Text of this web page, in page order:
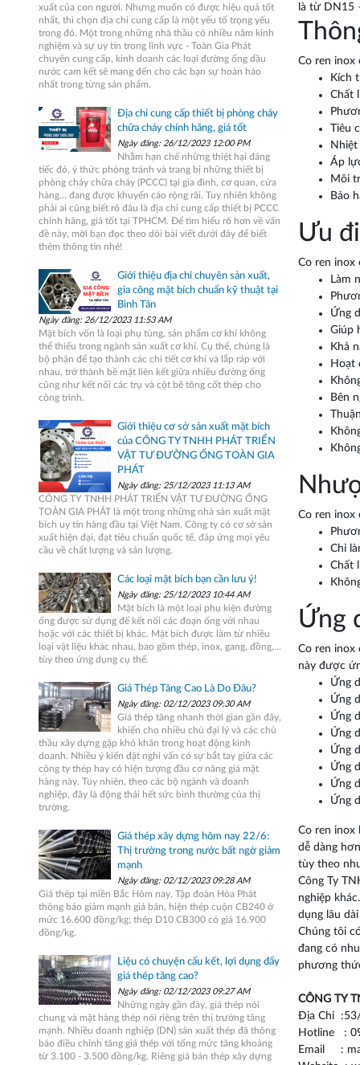
là từ DN15
Co ren inox
Kích
Chất
Tiêu
Nhiệt
Áp
Môi
Bảo
Ưu
Co ren inox
Làm
Ứng
Giúp
Khả
Hoạt
Bên
Co ren inox
Chỉ
Chất
Ứng
Co ren inox
này được
Ứng
Ứng
Ứng
Ứng
Ứng
Ứng
Ứng
Ứng
Co ren inox
dễ dàng
tùy theo
Công Ty
nghiệp
dụng lâu
Chúng tôi
đang có
phương
CÔNG TY
Địa Chỉ :53/
Hotline :
Email :
xuất của con người. Nhưng muốn có được hiệu quả tốt
nhất, thì chọn địa chỉ cung cấp là một yếu tố trọng yếu
trong đó. Một trong những nhà thầu có nhiều năm kinh
nghiệm và sự uy tín trong lĩnh vực - Toàn Gia Phát
chuyên cung cấp, kinh doanh các loại đường ống dầu
nước cam kết sẽ mang đến cho các bạn sự hoàn hảo
nhất trong từng sản phẩm.
Địa chỉ cung cấp thiết bị phòng cháy
chữa cháy chính hãng, giá tốt
Ngày đăng: 26/12/2023 12:00 PM
Nhằm hạn chế những thiệt hại đáng
tiếc đó, ý thức phòng tránh và trang bị những thiết bị
phòng cháy chữa cháy (PCCC) tại gia đình, cơ quan, cửa
hàng… đang được khuyến cáo rộng rãi. Tuy nhiên không
phải ai cũng biết rõ đâu là địa chỉ cung cấp thiết bị PCCC
chính hãng, giá tốt tại TPHCM. Để tìm hiểu rõ hơn về vấn
đề này, mời bạn đọc theo dõi bài viết dưới đây để biết
thêm thông tin nhé!
Giới thiệu địa chỉ chuyên sản xuất,
gia công mặt bích chuẩn kỹ thuật tại
Bình Tân
Ngày đăng: 26/12/2023 11:53 AM
Mặt bích vốn là loại phụ tùng, sản phẩm cơ khí không
thể thiếu trong ngành sản xuất cơ khí. Cụ thể, chúng là
bộ phận để tạo thành các chi tiết cơ khí và lắp ráp với
nhau, trở thành bề mặt liên kết giữa nhiều đường ống
cũng như kết nối các trụ và cột bê tông cốt thép cho
công trình.
Giới thiệu cơ sở sản xuất mặt bích
của CÔNG TY TNHH PHÁT TRIỂN
VẬT TƯ ĐƯỜNG ỐNG TOÀN GIA
PHÁT
Ngày đăng: 25/12/2023 11:13 AM
CÔNG TY TNHH PHÁT TRIỂN VẬT TƯ ĐƯỜNG ỐNG
TOÀN GIA PHÁT là một trong những nhà sản xuất mặt
bích uy tín hàng đầu tại Việt Nam. Công ty có cơ sở sản
xuất hiện đại, đạt tiêu chuẩn quốc tế, đáp ứng mọi yêu
cầu về chất lượng và sản lượng.
Các loại mặt bích bạn cần lưu ý!
Ngày đăng: 25/12/2023 10:44 AM
Mặt bích là một loại phụ kiện đường
ống được sử dụng để kết nối các đoạn ống với nhau
hoặc với các thiết bị khác. Mặt bích được làm từ nhiều
loại vật liệu khác nhau, bao gồm thép, inox, gang, đồng,...
tùy theo ứng dụng cụ thể.
Giá Thép Tăng Cao Là Do Đâu?
Ngày đăng: 02/12/2023 09:30 AM
Giá thép tăng nhanh thời gian gần đây,
khiến cho nhiều chủ đại lý và các chủ
thầu xây dựng gặp khó khăn trong hoạt động kinh
doanh. Nhiều ý kiến đặt nghi vấn có sự bắt tay giữa các
công ty thép hay có hiện tượng đầu cơ nâng giá mặt
hàng này. Tuy nhiên, theo các bộ ngành và doanh
nghiệp, đây là động thái hết sức bình thường của thị
trường.
Giá thép xây dựng hôm nay 22/6:
Thị trường trong nước bất ngờ giảm
mạnh
Ngày đăng: 02/12/2023 09:28 AM
Giá thép tại miền Bắc Hôm nay, Tập đoàn Hòa Phát
thông báo giảm mạnh giá bán, hiện thép cuộn CB240 ở
mức 16.600 đồng/kg; thép D10 CB300 có giá 16.900
đồng/kg.
Liệu có chuyện cấu kết, lợi dụng đẩy
giá thép tăng cao?
Ngày đăng: 02/12/2023 09:27 AM
Những ngày gần đây, giá thép nói
chung và mặt hàng thép nói riêng trên thị trường tăng
mạnh. Nhiều doanh nghiệp (DN) sản xuất thép đã thông
báo điều chỉnh tăng giá thép với tổng mức tăng khoảng
từ 3.100 - 3.500 đồng/kg. Riêng giá bán thép xây dựng